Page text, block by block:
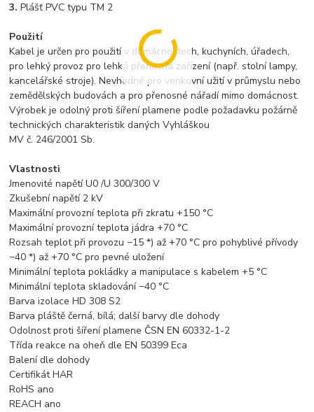
3.Plášť PVC typu TM 2
Použití
Kabel je určen pro použití v domácnostech, kuchyních, úřadech,
pro lehký provoz pro lehká přenosná zařízení (např. stolní lampy,
kancelářské stroje). Nevhodné pro venkovní užití v průmyslu nebo
zemědělských budovách a pro přenosné nářadí mimo domácnost.
Výrobek je odolný proti šíření plamene podle požadavku požárně
technických charakteristik daných Vyhláškou
MV č. 246/2001 Sb.
Vlastnosti
Jmenovité napětí U0 /U 300/300 V
Zkušební napětí 2 kV
Maximální provozní teplota při zkratu +150 °C
Maximální provozní teplota jádra +70 °C
Rozsah teplot při provozu −15 *) až +70 °C pro pohyblivé přívody
−40 *) až +70 °C pro pevné uložení
Minimální teplota pokládky a manipulace s kabelem +5 °C
Minimální teplota skladování −40 °C
Barva izolace HD 308 S2
Barva pláště černá, bílá; další barvy dle dohody
Odolnost proti šíření plamene ČSN EN 60332-1-2
Třída reakce na oheň dle EN 50399 Eca
Balení dle dohody
Certifikát HAR
RoHS ano
REACH ano